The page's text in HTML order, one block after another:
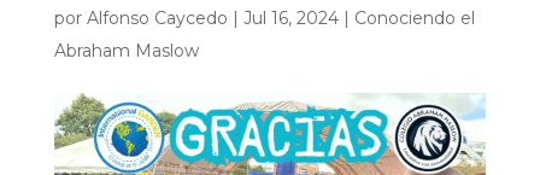
por Alfonso Caycedo | Jul 16, 2024| Conociendo el
Abraham Maslow